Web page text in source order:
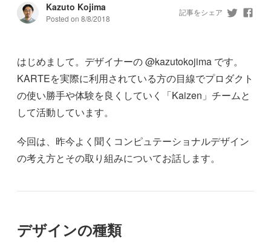
Kazuto Kojima
Posted on 8/8/2018
記事をシェア
はじめまして。デザイナーの @kazutokojima です。
KARTEを実際に利用されている方の目線でプロダクト
の使い勝手や体験を良くしていく「Kaizen」チームと
して活動しています。
今回は、昨今よく聞くコンピュテーショナルデザイン
の考え方とその取り組みについてお話します。
デザインの種類